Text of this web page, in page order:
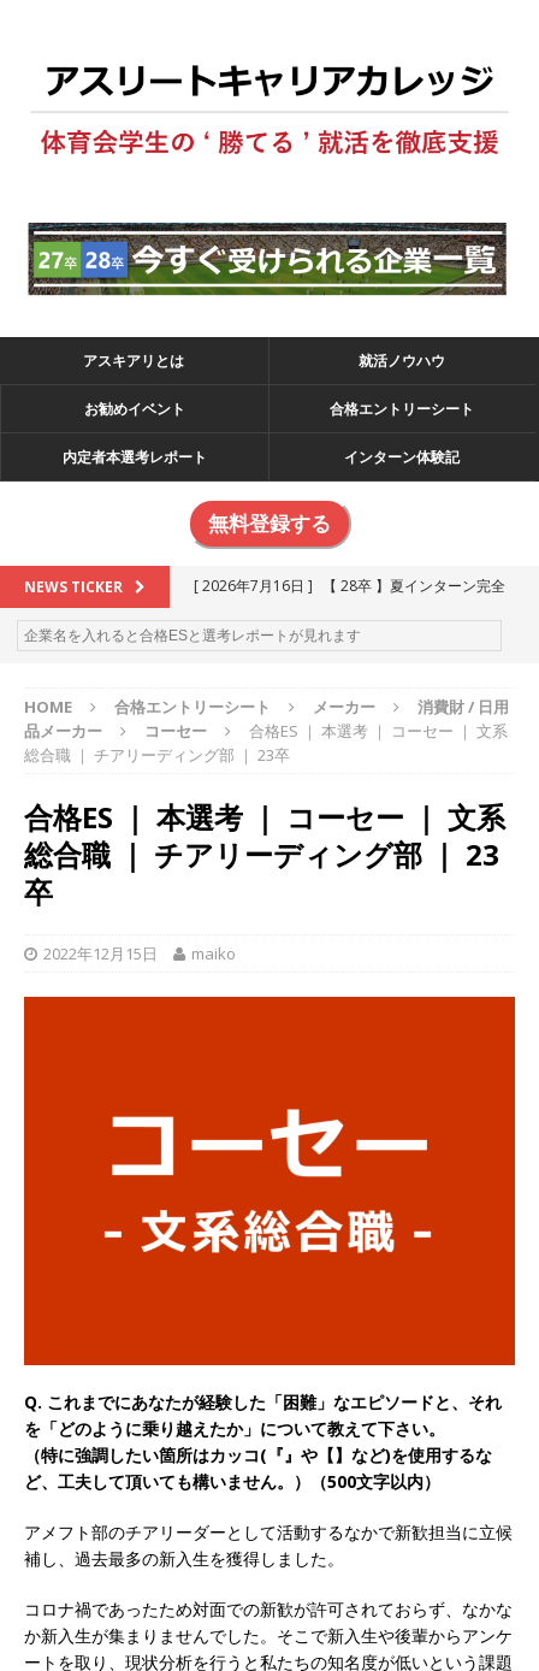
アスキアリとは 就活ノウハウ
お勧めイベント 合格エントリーシート
内定者本選考レポート インターン体験記
無料登録する
NEWS TICKER [ 2026年7月16日 ]
【 28卒 】夏インターン完全
攻略セミナー ｜ 予約フォーム
お勧めイベン
[ 2026年6月13日 ] ≪ 27卒 ≫アスキヤリ個人相
談｜予約フォーム
る優良企業一覧（26社）
体育会積極採用企業
[ 2026年5月16日 ]
【 2028卒 】 今すぐ受けられ
[ 2026年5月15日 ]
学生を求めアスキヤリ限定イベント開催!! 】 世界
以上営業増益を達成 ｜ プライム上場 ｜ カプコン
体育会積極採用企業
インターン!! 】 M&A仲介業 ｜ 入社2年目の参考
体育会積極採用企業
[ 2026年5月15日 ] 【 28卒 ｜ インターンシップ
参加者は書類選考・一次面接免除 】 M&A総研の
グループ企業 ｜ 日本トップレベルの企業へ幅広
いコンサルを行う ｜ スタートアップの成長性×
大手グループとしての安定性バツグン ｜ 年収
500万スタート ｜ 土日祝休み ｜ 東京勤務 ｜ ク
オンツ・コンサルティング
体育会積極採用企
HOME 合格エントリーシート メーカー
消費財 / 日用
品メーカー
コーセー
合格ES ｜ 本選考 ｜ コーセー ｜ 文系
総合職 ｜ チアリーディング部 ｜ 23卒
合格ES ｜ 本選考 ｜ コーセー ｜ 文系
総合職 ｜ チアリーディング部 ｜ 23
卒
2022年12月15日 maiko
Q. これまでにあなたが経験した「困難」なエピソードと、それ
を「どのように乗り越えたか」について教えて下さい。
（特に強調したい箇所はカッコ(『』や【】など)を使用するな
ど、工夫して頂いても構いません。）（500文字以内）
アメフト部のチアリーダーとして活動するなかで新歓担当に立候
補し、過去最多の新入生を獲得しました。
コロナ禍であったため対面での新歓が許可されておらず、なかな
か新入生が集まりませんでした。そこで新入生や後輩からアンケ
ートを取り、現状分析を行うと私たちの知名度が低いという課題